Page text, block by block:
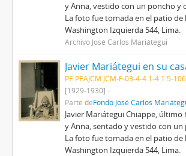
y Anna, vestido con un poncho y
La foto fue tomada en el patio de
Washington Izquierda 544, Lima.
Archivo José Carlos Mariátegui
PE PEAJCM JCM-F-03-4-4.1-4.1.5-106
[1929-1930]
Parte deFondo José Carlos
Javier Mariátegui Chiappe, último
y Anna, sentado y vestido con
La foto fue tomada en el patio de
Washington Izquierda 544, Lima.